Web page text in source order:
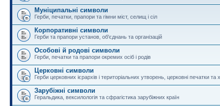
Муніципальні символи
Герби, печатки, прапори та гімни міст, селищ і сіл
Корпоративні символи
Герби та прапори установ, об'єднань та організацій
Особові й родові символи
Герби, печатки та прапори окремих осіб і родів
Церковні символи
Герби церковних ієрархів і територіальних утворень, церковні печатки та
Зарубіжні символи
Геральдика, вексилологія та сфрагістика зарубіжних країн